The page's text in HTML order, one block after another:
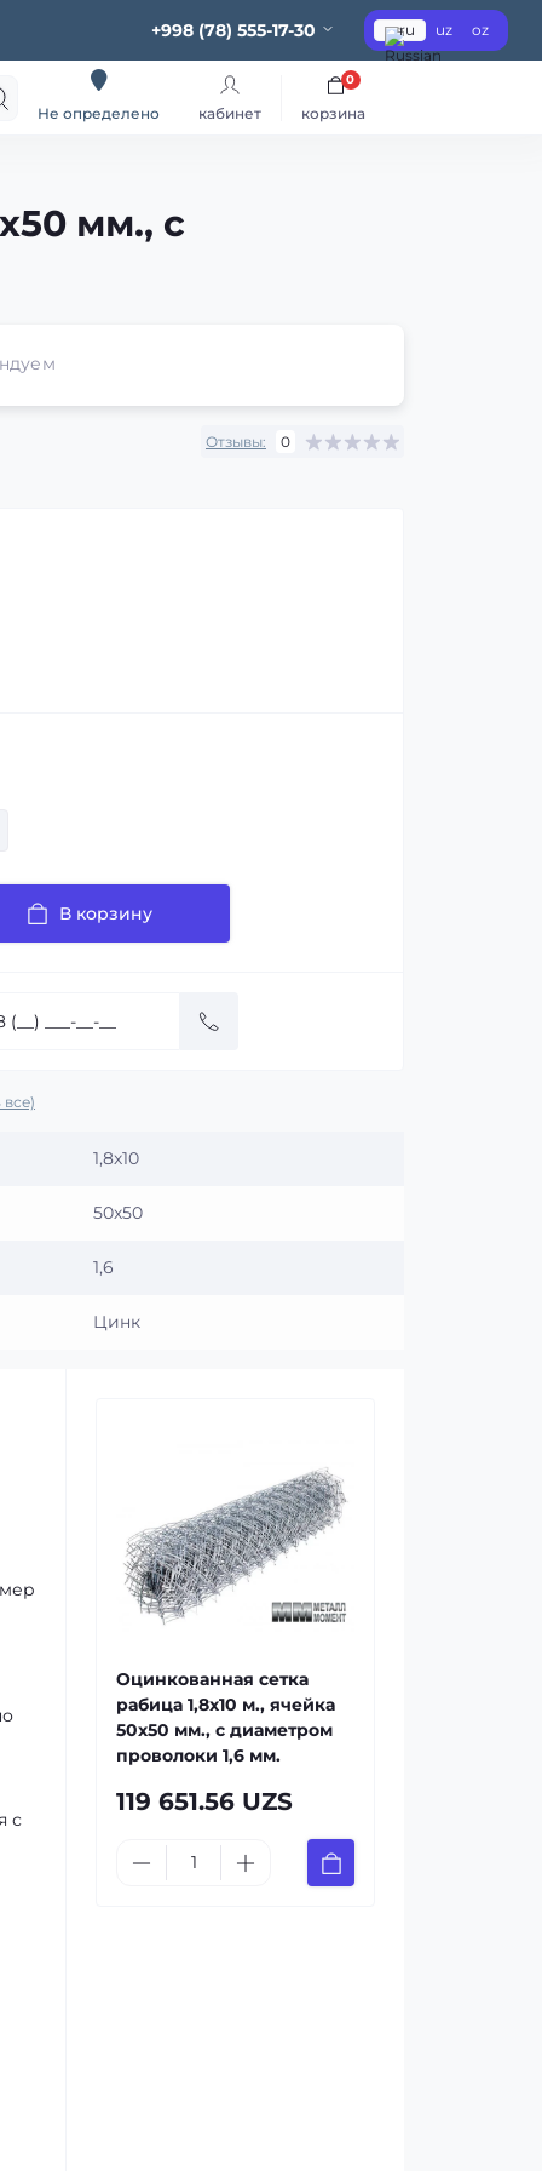
+998 (78) 555-17-30 ru uz oz
Не определено кабинет корзина
0
мм., с
Отзывы: 0
В корзину
1,8х10
50х50
1,6
Цинк
с
Оцинкованная сетка
рабица 1,8x10 м., ячейка
50x50 мм., с диаметром
проволоки 1,6 мм.
119 651.56 UZS